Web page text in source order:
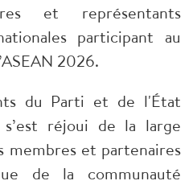
et représentants
participant au
2026.
du Parti et de l'État
s’est réjoui de la large
membres et partenaires
de la communauté